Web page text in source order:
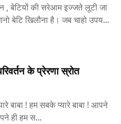
, बेटियों की सरेआम इज्जते लूटी जा
बेटि खिलौना है। जब चाहो उपय...
के प्रेरणा स्रोत
बाबा ! हम सबके प्यारे बाबा ! आपने
ही हम स...